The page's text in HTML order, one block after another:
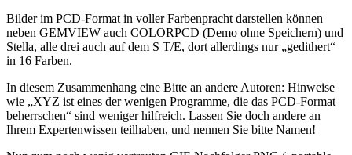
Bilder im PCD-Format in voller Farbenpracht darstellen können
neben GEMVIEW auch COLORPCD (Demo ohne Speichern) und
Stella, alle drei auch auf dem S T/E, dort allerdings nur „gedithert“
in 16 Farben.
In diesem Zusammenhang eine Bitte an andere Autoren: Hinweise
wie „XYZ ist eines der wenigen Programme, die das PCD-Format
beherrschen“ sind weniger hilfreich. Lassen Sie doch andere an
Ihrem Expertenwissen teilhaben, und nennen Sie bitte Namen!